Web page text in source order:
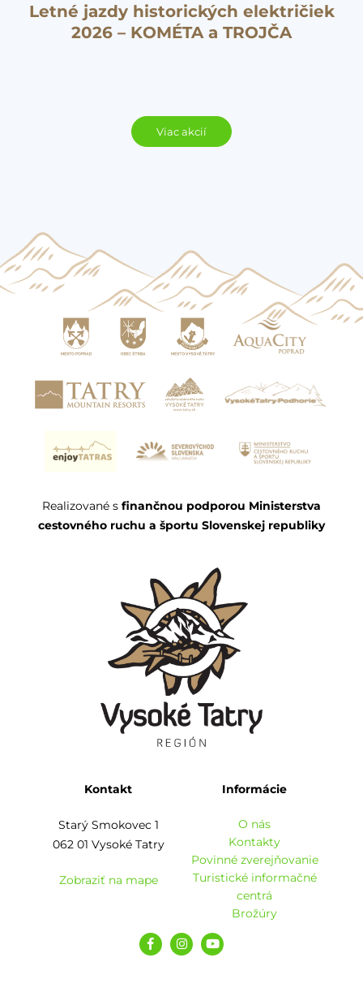
Letné jazdy historických električiek
2026 – KOMÉTA a TROJČA
Viac akcií
Realizované s finančnou podporou Ministerstva
cestovného ruchu a športu Slovenskej republiky
Kontakt
Starý Smokovec 1
062 01 Vysoké Tatry
Zobraziť na mape
Informácie
O nás
Kontakty
Povinné zverejňovanie
Turistické informačné
centrá
Brožúry